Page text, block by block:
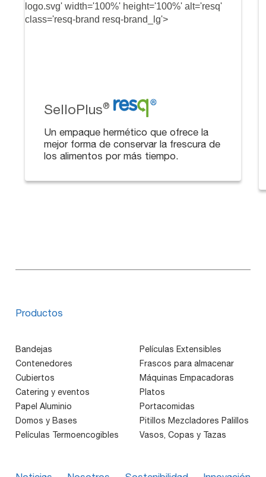
SelloPlus®
Un empaque hermético que ofrece la
mejor forma de conservar la frescura de
los alimentos por más tiempo.
Productos
Bandejas
Contenedores
Cubiertos
Catering y eventos
Papel Aluminio
Domos y Bases
Películas Termoencogibles
Películas Extensibles
Frascos para almacenar
Máquinas Empacadoras
Platos
Portacomidas
Pitillos Mezcladores Palillos
Vasos, Copas y Tazas